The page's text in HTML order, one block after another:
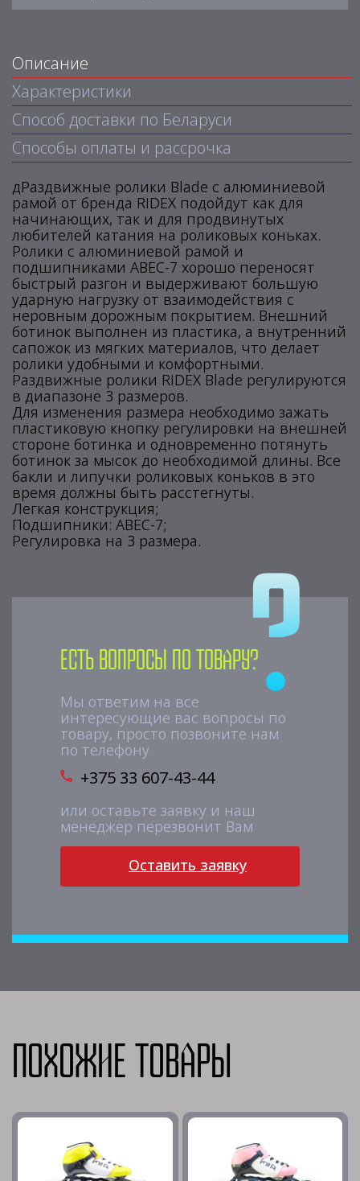
Описание
Характеристики
Способ доставки по Беларуси
Способы оплаты и рассрочка
дРаздвижные ролики Blade с алюминиевой
рамой от бренда RIDEX подойдут как для
начинающих, так и для продвинутых
любителей катания на роликовых коньках.
Ролики с алюминиевой рамой и
подшипниками АВЕС-7 хорошо переносят
быстрый разгон и выдерживают большую
ударную нагрузку от взаимодействия с
неровным дорожным покрытием. Внешний
ботинок выполнен из пластика, а внутренний
сапожок из мягких материалов, что делает
ролики удобными и комфортными.
Раздвижные ролики RIDEX Blade регулируются
в диапазоне 3 размеров.
Для изменения размера необходимо зажать
пластиковую кнопку регулировки на внешней
стороне ботинка и одновременно потянуть
ботинок за мысок до необходимой длины. Все
бакли и липучки роликовых коньков в это
время должны быть расстегнуты.
Легкая конструкция;
Подшипники: АВЕС-7;
Регулировка на 3 размера.
Есть вопросы по товару?
Мы ответим на все
интересующие вас вопросы по
товару, просто позвоните нам
по телефону
+375 33 607-43-44
или оставьте заявку и наш
менеджер перезвонит Вам
Оставить заявку
Похожие товары